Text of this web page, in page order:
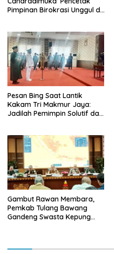
Pimpinan Birokrasi Unggul di
Pesan Bing Saat Lantik
Kakam Tri Makmur Jaya:
Jadilah Pemimpin Solutif dan
Gambut Rawan Membara,
Pemkab Tulang Bawang
Gandeng Swasta Kepung